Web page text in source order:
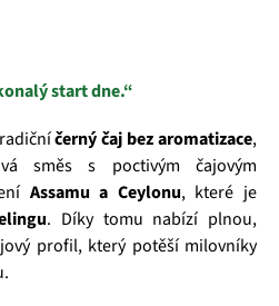
start dne.“
černý čaj bez aromatizace,
směs s poctivým čajovým
Assamu a Ceylonu, které je
. Díky tomu nabízí plnou,
profil, který potěší milovníky